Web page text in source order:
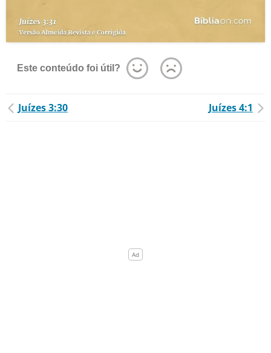
Este conteúdo foi útil?
Juízes 3:30 Juízes 4:1